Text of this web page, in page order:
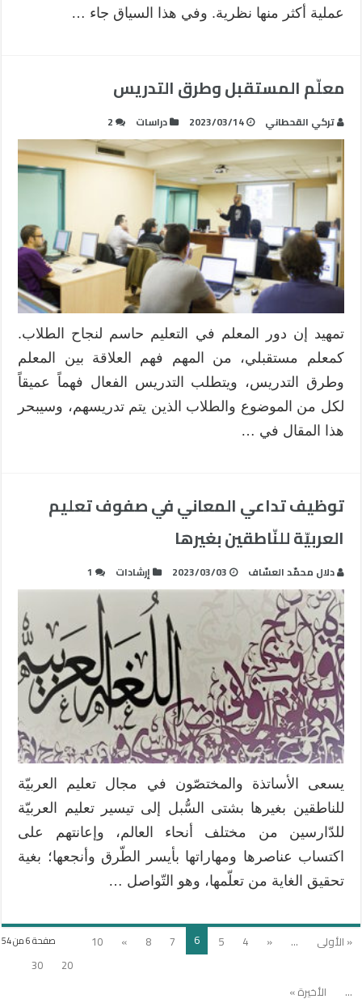
عملية أكثر منها نظرية. وفي هذا السياق جاء …
معلّم المستقبل وطرق التدريس
تركي القحطاني 2023/03/14 دراسات 2
تمهيد إن دور المعلم في التعليم حاسم لنجاح الطلاب.
كمعلم مستقبلي، من المهم فهم العلاقة بين المعلم
وطرق التدريس، ويتطلب التدريس الفعال فهماً عميقاً
لكل من الموضوع والطلاب الذين يتم تدريسهم، وسيبحر
هذا المقال في …
توظيف تداعي المعاني في صفوف تعليم
العربيّة للنّاطقين بغيرها
دلال محمّد العسّاف 2023/03/03 إرشادات 1
يسعى الأساتذة والمختصّون في مجال تعليم العربيّة
للناطقين بغيرها بشتى السُّبل إلى تيسير تعليم العربيّة
للدّارسين من مختلف أنحاء العالم، وإعانتهم على
اكتساب عناصرها ومهاراتها بأيسر الطّرق وأنجعها؛ بغية
تحقيق الغاية من تعلّمها، وهو التّواصل …
صفحة 6 من 54 « الأولى ...
«
4
5
6
7
8
»
10
20
30
...
الأخيرة »